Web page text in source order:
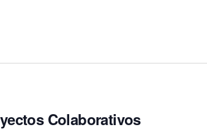
Colaborativos